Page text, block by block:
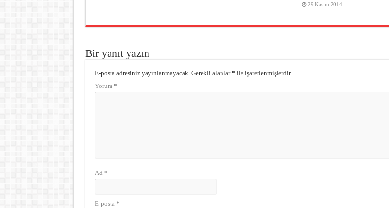
29 Kasım 2014
Bir yanıt yazın
E-posta adresiniz yayınlanmayacak. Gerekli alanlar* ile işaretlenmişlerdir
Yorum *
Ad *
E-posta *